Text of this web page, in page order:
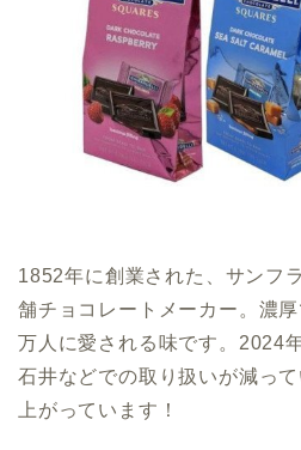
1852年に創業された、サンフ
舗チョコレートメーカー。濃厚
万人に愛される味です。2024
石井などでの取り扱いが減っ
上がっています！